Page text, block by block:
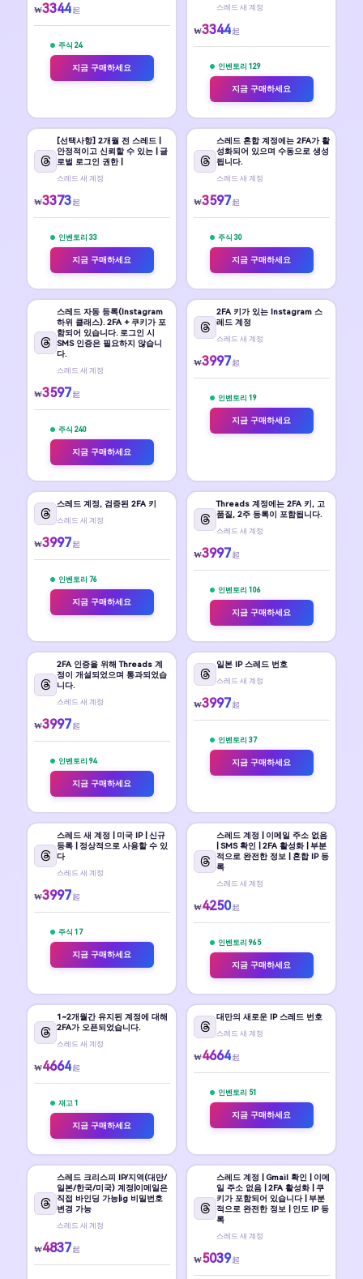
₩3344 起
주식 24
지금 구매하세요
스레드 새 계정
₩3344 起
인벤토리 129
지금 구매하세요
[선택사항] 2개월 전 스레드 |
안정적이고 신뢰할 수 있는 | 글
로벌 로그인 권한 |
스레드 새 계정
₩3373 起
인벤토리 33
지금 구매하세요
스레드 혼합 계정에는 2FA가 활
성화되어 있으며 수동으로 생성
됩니다.
스레드 새 계정
₩3597 起
주식 30
지금 구매하세요
스레드 자동 등록(Instagram
하위 클래스). 2FA + 쿠키가 포
함되어 있습니다. 로그인 시
SMS 인증은 필요하지 않습니
다.
스레드 새 계정
₩3597 起
주식 240
지금 구매하세요
2FA 키가 있는 Instagram 스
레드 계정
스레드 새 계정
₩3997 起
인벤토리 19
지금 구매하세요
스레드 계정, 검증된 2FA 키
스레드 새 계정
₩3997 起
인벤토리 76
지금 구매하세요
Threads 계정에는 2FA 키, 고
품질, 2주 등록이 포함됩니다.
스레드 새 계정
₩3997 起
인벤토리 106
지금 구매하세요
2FA 인증을 위해 Threads 계
정이 개설되었으며 통과되었습
니다.
스레드 새 계정
₩3997 起
인벤토리 94
지금 구매하세요
일본 IP 스레드 번호
스레드 새 계정
₩3997 起
인벤토리 37
지금 구매하세요
스레드 새 계정 | 미국 IP | 신규
등록 | 정상적으로 사용할 수 있
다
스레드 새 계정
₩3997 起
주식 17
지금 구매하세요
스레드 계정 | 이메일 주소 없음
| SMS 확인 | 2FA 활성화 | 부분
적으로 완전한 정보 | 혼합 IP 등
록
스레드 새 계정
₩4250 起
인벤토리 965
지금 구매하세요
1~2개월간 유지된 계정에 대해
2FA가 오픈되었습니다.
스레드 새 계정
₩4664 起
재고 1
지금 구매하세요
대만의 새로운 IP 스레드 번호
스레드 새 계정
₩4664 起
인벤토리 51
지금 구매하세요
스레드 크리스피 IP/지역(대만/
일본/한국/미국) 계정|이메일은
직접 바인딩 가능|ig 비밀번호
변경 가능
스레드 새 계정
₩4837 起
스레드 계정 | Gmail 확인 | 이메
일 주소 없음 | 2FA 활성화 | 쿠
키가 포함되어 있습니다 | 부분
적으로 완전한 정보 | 인도 IP 등
록
스레드 새 계정
₩5039 起